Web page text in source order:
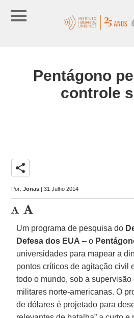
Pentágono
controle
share
Por:Jonas | 31 Julho 2014
Um programa de pesquisa do
Defesa dos EUA – o
universidades para mapear a
pontos críticos de agitação civil
todo o mundo, sob a
militares norte-americanas. O
de dólares é projetado para